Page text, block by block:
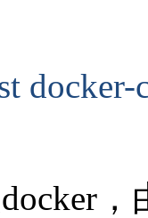
docker-